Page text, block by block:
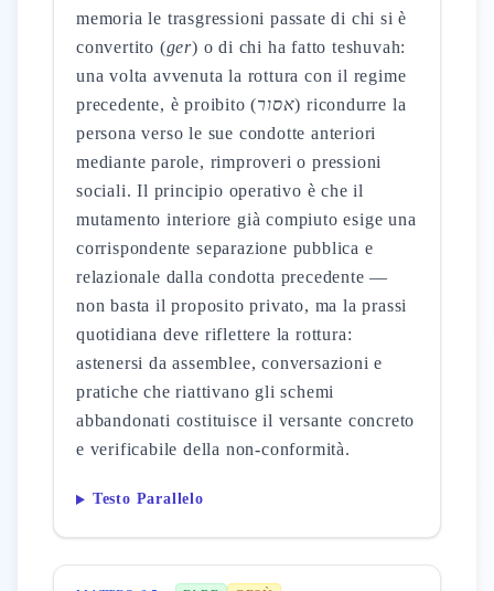
memoria le trasgressioni passate di chi si è
convertito (ger) o di chi ha fatto teshuvah:
una volta avvenuta la rottura con il regime
precedente, è proibito (אסור) ricondurre la
persona verso le sue condotte anteriori
mediante parole, rimproveri o pressioni
sociali. Il principio operativo è che il
mutamento interiore già compiuto esige una
corrispondente separazione pubblica e
relazionale dalla condotta precedente —
non basta il proposito privato, ma la prassi
quotidiana deve riflettere la rottura:
astenersi da assemblee, conversazioni e
pratiche che riattivano gli schemi
abbandonati costituisce il versante concreto
e verificabile della non-conformità.
Testo Parallelo